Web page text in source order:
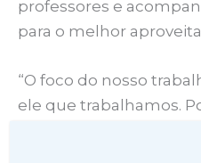
professores e
para o melhor
“O foco do nosso
ele que trabalhamos.